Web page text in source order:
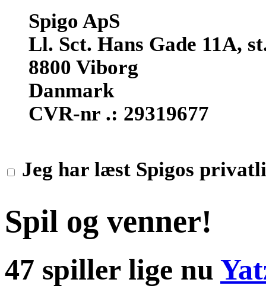
Spigo ApS
Ll. Sct. Hans Gade 11A,
8800 Viborg
Danmark
CVR-nr .: 29319677
Jeg har læst Spigos
Spil og venner!
47 spiller lige nu